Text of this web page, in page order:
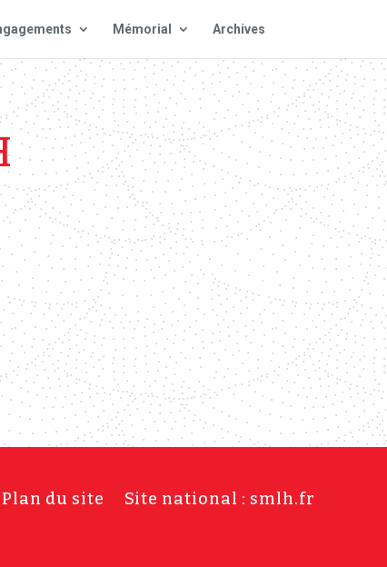
Mémorial Archives
Plan du site Site national : smlh.fr